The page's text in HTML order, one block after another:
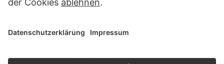
SOCIAL MEDIA